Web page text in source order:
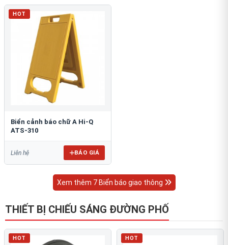
HOT
Biển cảnh báo chữ A Hi-Q
ATS-310
Liên hệ BÁO GIÁ
Xem thêm 7 Biển báo giao thông
THIẾT BỊ CHIẾU SÁNG ĐƯỜNG PHỐ
HOT HOT